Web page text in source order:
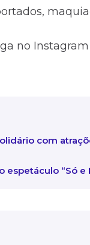
no
com
espetáculo “Só